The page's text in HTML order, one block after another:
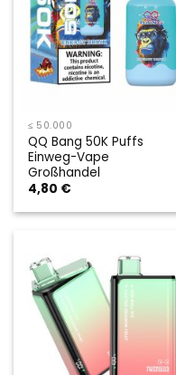
≤ 50.000
QQ Bang 50K Puffs
Einweg-Vape
Großhandel
4,80 €